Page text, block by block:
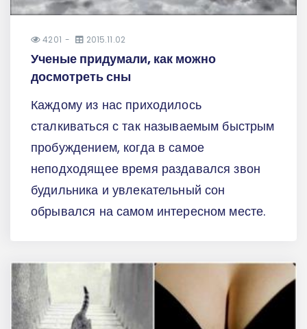
4201 2015.11.02
Ученые придумали, как можно
досмотреть сны
Каждому из нас приходилось
сталкиваться с так называемым быстрым
пробуждением, когда в самое
неподходящее время раздавался звон
будильника и увлекательный сон
обрывался на самом интересном месте.